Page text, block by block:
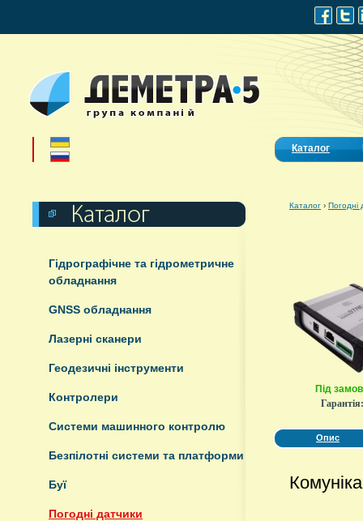
Каталог
Гідрографічне та гідрометричне
обладнання
GNSS обладнання
Лазерні сканери
Геодезичні інструменти
Контролери
Системи машинного контролю
Безпілотні системи та платформи
Буї
Погодні датчики
Каталог › Погодні
Під
Опис